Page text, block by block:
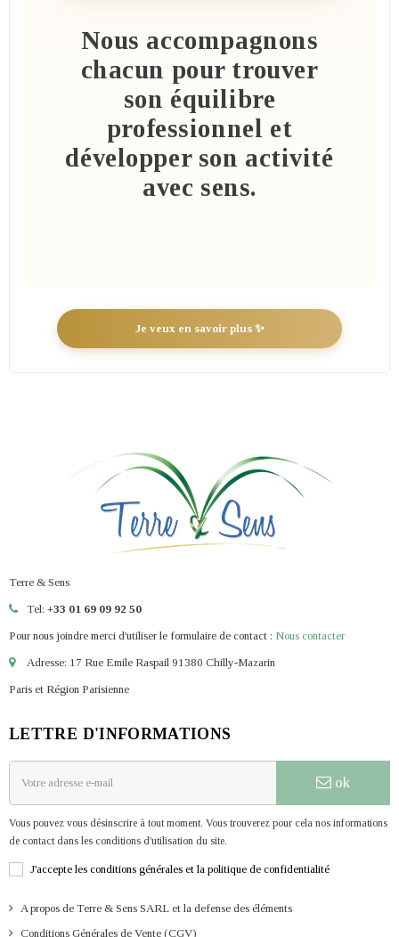
Nous accompagnons
chacun pour trouver
son équilibre
professionnel et
développer son activité
avec sens.
Je veux en savoir plus ✨
Terre & Sens
Tel: +33 01 69 09 92 50
Pour nous joindre merci d'utiliser le formulaire de contact : Nous contacter
Adresse: 17 Rue Emile Raspail 91380 Chilly-Mazarin
Paris et Région Parisienne
LETTRE D'INFORMATIONS
ok
Vous pouvez vous désinscrire à tout moment. Vous trouverez pour cela nos informations
de contact dans les conditions d'utilisation du site.
J'accepte les conditions générales et la politique de confidentialité
A propos de Terre & Sens SARL et la defense des éléments
Conditions Générales de Vente (CGV)